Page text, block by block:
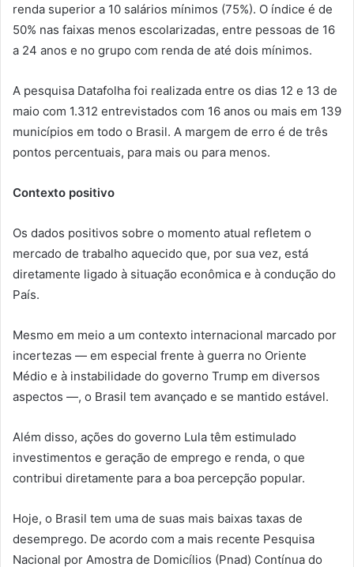
renda superior a 10 salários mínimos (75%). O índice é de
50% nas faixas menos escolarizadas, entre pessoas de 16
a 24 anos e no grupo com renda de até dois mínimos.
A pesquisa Datafolha foi realizada entre os dias 12 e 13 de
maio com 1.312 entrevistados com 16 anos ou mais em 139
municípios em todo o Brasil. A margem de erro é de três
pontos percentuais, para mais ou para menos.
Contexto positivo
Os dados positivos sobre o momento atual refletem o
mercado de trabalho aquecido que, por sua vez, está
diretamente ligado à situação econômica e à condução do
País.
Mesmo em meio a um contexto internacional marcado por
incertezas — em especial frente à guerra no Oriente
Médio e à instabilidade do governo Trump em diversos
aspectos —, o Brasil tem avançado e se mantido estável.
Além disso, ações do governo Lula têm estimulado
investimentos e geração de emprego e renda, o que
contribui diretamente para a boa percepção popular.
Hoje, o Brasil tem uma de suas mais baixas taxas de
desemprego. De acordo com a mais recente Pesquisa
Nacional por Amostra de Domicílios (Pnad) Contínua do